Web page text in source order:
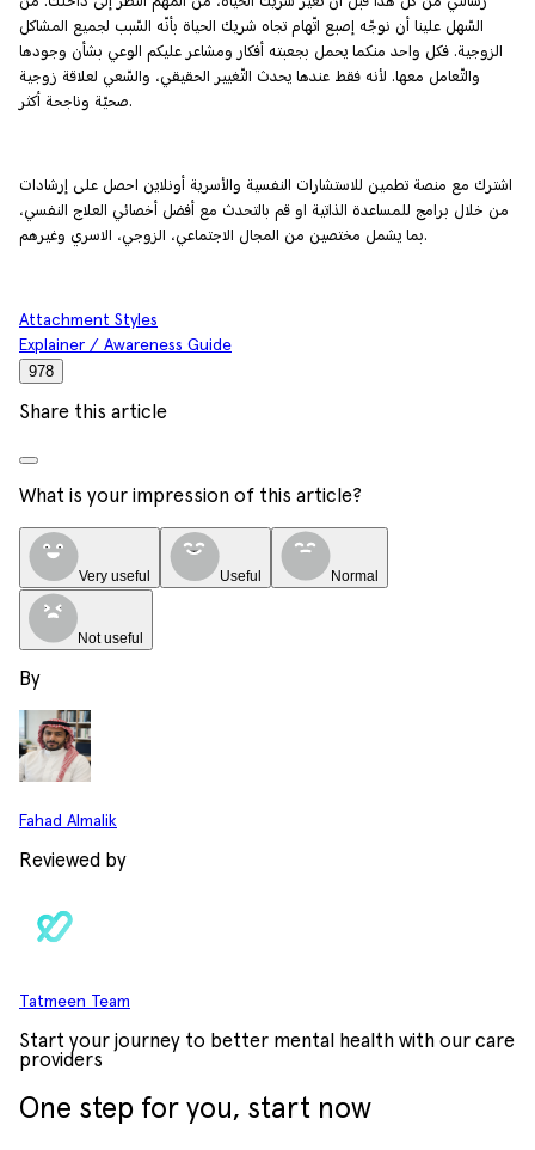
السّهل علينا أن نوجّه إصبع اتّهام تجاه شريك الحياة بأنّه السّبب لجميع المشاكل
الزوجية. فكل واحد منكما يحمل بجعبته أفكار ومشاعر عليكم الوعي بشأن وجودها
والتّعامل معها. لأنه فقط عندها يحدث التّغيير الحقيقي، والسّعي لعلاقة زوجية
صحيّة وناجحة أكثر.
اشترك مع منصة تطمين للاستشارات النفسية والأسرية أونلاين احصل على إرشادات
من خلال برامج للمساعدة الذاتية او قم بالتحدث مع أفضل أخصائي العلاج النفسي،
بما يشمل مختصين من المجال الاجتماعي، الزوجي، الاسري وغيرهم.
Attachment Styles
Explainer / Awareness Guide
978
Share this article
What is your impression of this article?
Very useful Useful Normal
Not useful
By
Fahad Almalik
Reviewed by
Tatmeen Team
Start your journey to better mental health with our care
providers
One step for you, start now